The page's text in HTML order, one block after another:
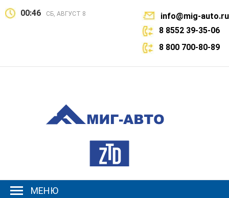
00:46 СБ, АВГУСТ 8
info@mig-auto.ru
8 8552 39-35-06
8 800 700-80-89
МЕНЮ